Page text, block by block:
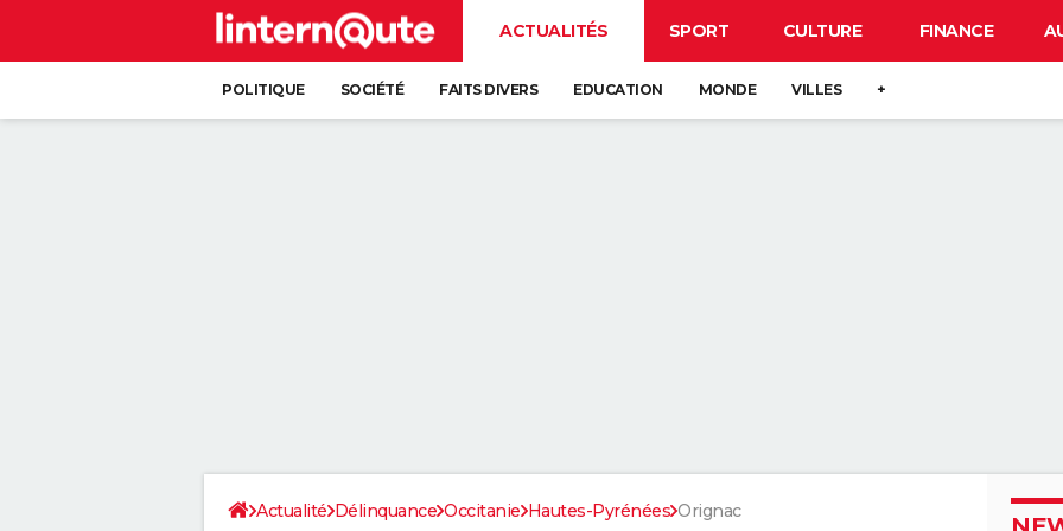
ACTUALITÉS SPORT CULTURE FINANCE
POLITIQUE SOCIÉTÉ FAITS DIVERS EDUCATION MONDE VILLES +
Actualité Délinquance Occitanie Hautes-Pyrénées Orignac